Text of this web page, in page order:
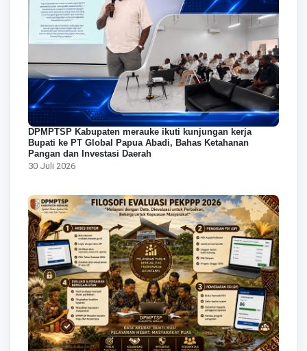
DPMPTSP Kabupaten merauke ikuti kunjungan kerja
Bupati ke PT Global Papua Abadi, Bahas Ketahanan
Pangan dan Investasi Daerah
30 Juli 2026